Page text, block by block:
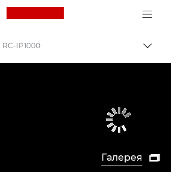
Canon Logo, back to
IP1000
Галерея 